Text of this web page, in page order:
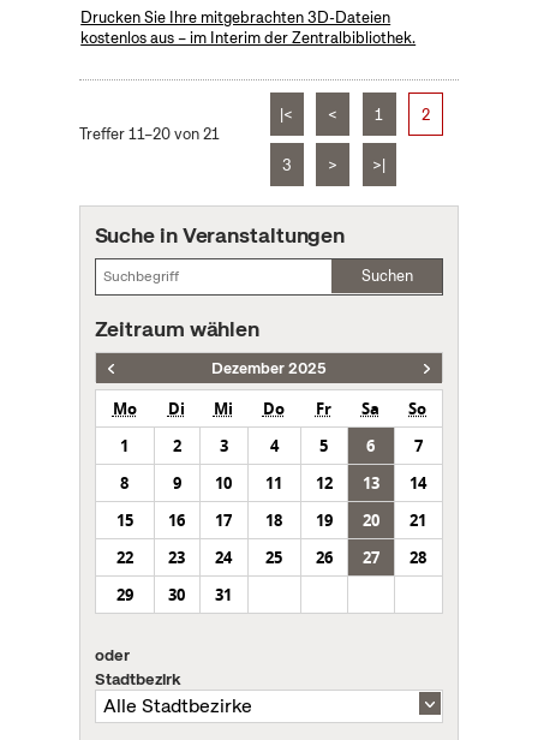
Drucken Sie Ihre mitgebrachten 3D-Dateien
kostenlos aus – im Interim der Zentralbibliothek.
Treffer 11–20 von 21
|< < 1 2
3 > >|
Suche in Veranstaltungen
Suchen
Zeitraum wählen
Dezember 2025
Mo Di Mi Do Fr Sa
So
1
2 3 4 5 6
7
8
9 10 11 12 13
14
15
16 17 18 19 20
21
22
23 24 25 26 27
28
29
30 31
oder
Stadtbezirk